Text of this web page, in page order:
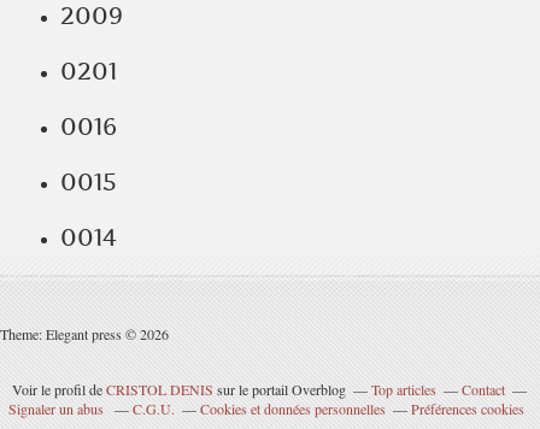
2009
0201
0016
0015
0014
Theme: Elegant press © 2026
Voir le profil deCRISTOL DENIS sur le portail Overblog Top articles
Contact
Signaler un abus
C.G.U. Cookies et données personnelles Préférences cookies